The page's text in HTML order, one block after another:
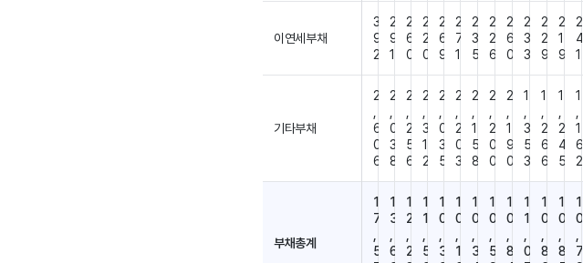
이연세부채
3
9
2
2
9
1
2
6
0
2
2
0
2
6
9
2
7
1
2
3
5
2
2
6
2
6
0
2
3
3
2
2
9
2
1
9
2
4
1
기타부채
2
6
0
6
2
0
3
8
2
2
5
6
2
3
1
2
2
0
3
5
2
2
0
3
2
1
5
8
2
2
0
0
2
1
9
0
1
3
5
3
1
2
6
6
1
2
4
5
1
1
6
2
부채총계
1
7
5
1
3
6
1
2
2
1
1
5
1
0
3
1
0
1
1
0
3
1
0
5
1
0
8
1
1
0
1
0
8
1
0
8
1
0
7